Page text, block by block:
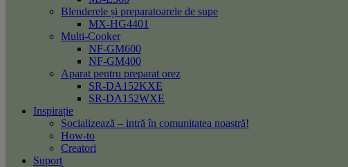
Blenderele și preparatoarele de supe
MX-HG4401
Multi-Cooker
NF-GM600
NF-GM400
Aparat pentru preparat orez
SR-DA152KXE
SR-DA152WXE
Inspirație
Socializează – intră în comunitatea noastră!
How-to
Creatori
Suport